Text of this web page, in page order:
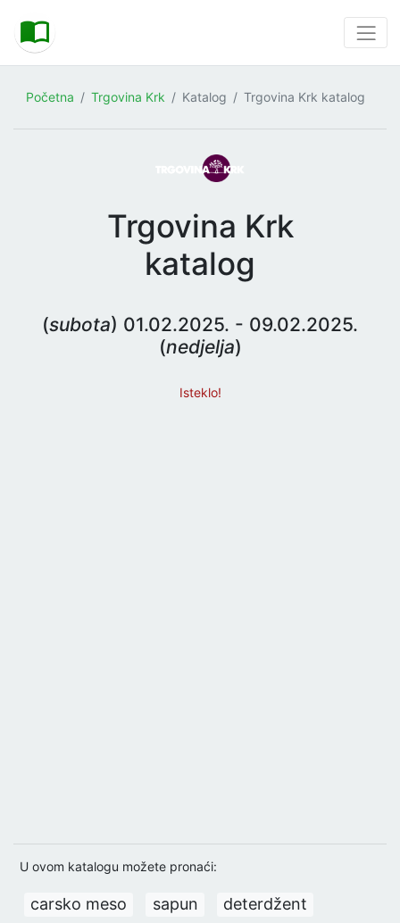
Početna Trgovina Krk Katalog Trgovina Krk katalog
Trgovina Krk
katalog
(subota) 01.02.2025. - 09.02.2025.
(nedjelja)
Isteklo!
U ovom katalogu možete pronaći:
carsko meso sapun
deterdžent